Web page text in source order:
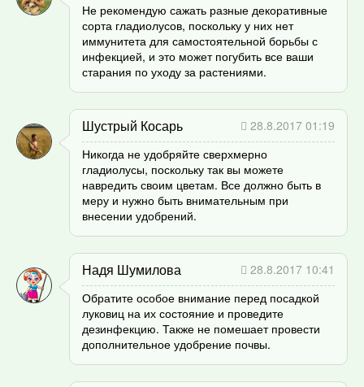
Не рекомендую сажать разные декоративные
сорта гладиолусов, поскольку у них нет
иммунитета для самостоятельной борьбы с
инфекцией, и это может погубить все ваши
старания по уходу за растениями.
Шустрый Косарь
28.8.2017 01:19
Никогда не удобряйте сверхмерно
гладиолусы, поскольку так вы можете
навредить своим цветам. Все должно быть в
меру и нужно быть внимательным при
внесении удобрений.
Надя Шумилова
28.8.2017 10:41
Обратите особое внимание перед посадкой
луковиц на их состояние и проведите
дезинфекцию. Также не помешает провести
дополнительное удобрение почвы.